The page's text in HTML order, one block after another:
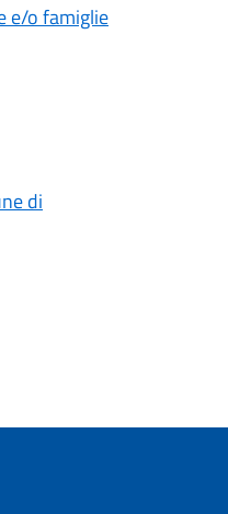
e/o famiglie
di